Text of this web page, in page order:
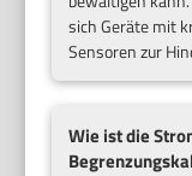
sich Geräte mit
Sensoren zur
Wie ist die